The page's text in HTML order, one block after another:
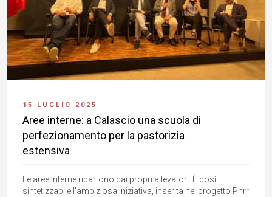
15 LUGLIO 2025
Aree interne: a Calascio una scuola di
perfezionamento per la pastorizia
estensiva
Le aree interne ripartono dai propri allevatori. È così
sintetizzabile l'ambiziosa iniziativa, inserita nel progetto Pnrr